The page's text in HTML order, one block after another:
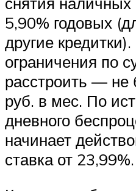
5,90% годовых
другие
ограничения по
расстроить — не
руб. в мес. По
дневного
начинает
ставка от 23,99%.